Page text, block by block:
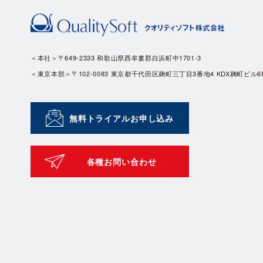
＜本社＞〒649-2333 和歌山県西牟婁郡白浜町中1701-3
＜東京本部＞〒102-0083 東京都千代田区麹町三丁目3番地4 KDX麹町ビル
無料トライアルお申し込み
各種お問い合わせ